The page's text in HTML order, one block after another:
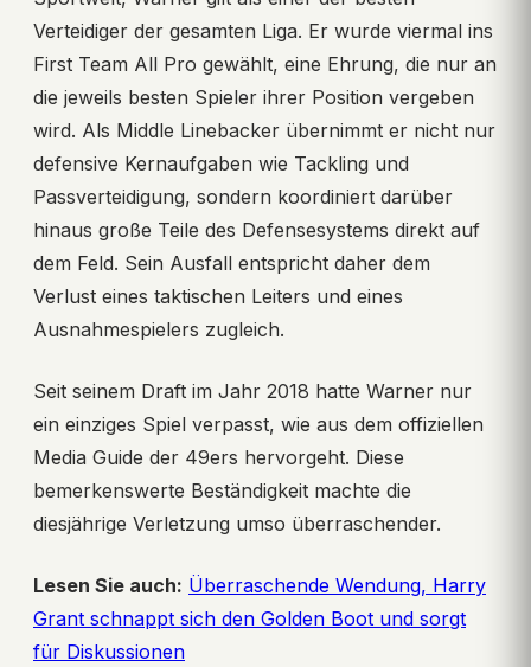
Verteidiger der gesamten Liga. Er wurde viermal ins
First Team All Pro gewählt, eine Ehrung, die nur an
die jeweils besten Spieler ihrer Position vergeben
wird. Als Middle Linebacker übernimmt er nicht nur
defensive Kernaufgaben wie Tackling und
Passverteidigung, sondern koordiniert darüber
hinaus große Teile des Defensesystems direkt auf
dem Feld. Sein Ausfall entspricht daher dem
Verlust eines taktischen Leiters und eines
Ausnahmespielers zugleich.
Seit seinem Draft im Jahr 2018 hatte Warner nur
ein einziges Spiel verpasst, wie aus dem offiziellen
Media Guide der 49ers hervorgeht. Diese
bemerkenswerte Beständigkeit machte die
diesjährige Verletzung umso überraschender.
Lesen Sie auch: Überraschende Wendung, Harry
Grant schnappt sich den Golden Boot und sorgt
für Diskussionen